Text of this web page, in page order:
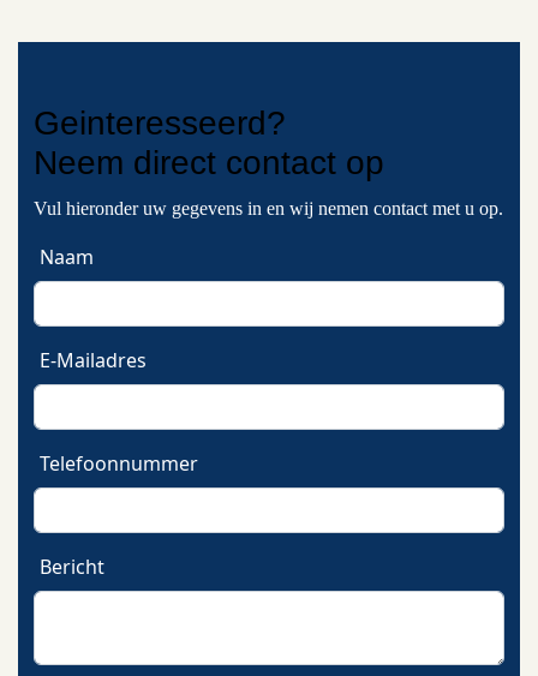
Geinteresseerd?
Neem direct contact op
Vul hieronder uw gegevens in en wij nemen contact met u op.
Naam
E-Mailadres
Telefoonnummer
Bericht